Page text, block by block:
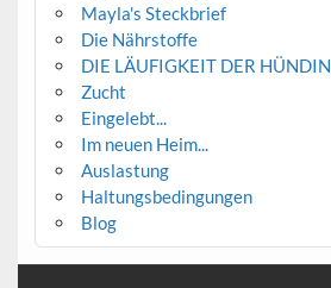
Mayla's Steckbrief
Die Nährstoffe
DIE LÄUFIGKEIT DER HÜNDIN
Zucht
Eingelebt...
Im neuen Heim...
Auslastung
Haltungsbedingungen
Blog